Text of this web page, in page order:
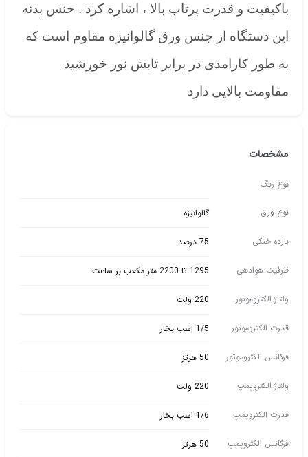
باکیفیت و قدرت پرتاب بالا ، اشاره کرد . حنس بدنه
این دستگاه از جنس ورق گالوانیزه مقاوم است که
به طور کارامدی در برابر تابش نور خورشید
مقاومت بالایی دارد
مشخصات
نوع رنگ
نوع ورق گالوانیزه
بازده خنکی 75 درصد
ظرفیت هوادهی 1295 تا 2200 متر مکعب بر ساعت
ولتاژ الکتروموتور 220 ولت
قدرت الکتروموتور 1/5 اسب بخار
فرکانس الکتروموتور 50 هرتز
ولتاژ الکتروپمپ 220 ولت
قدرت الکتروپمپ 1/6 اسب بخار
فرکانس الکتروپمپ 50 هرتز